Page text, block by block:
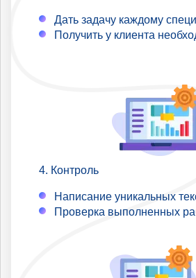
Дать задачу каждому
Получить у клиента
Контроль
Написание уникальных
Проверка выполненных